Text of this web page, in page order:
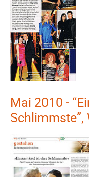
Mai 2010 -
Schlimmste”,
Show larger version